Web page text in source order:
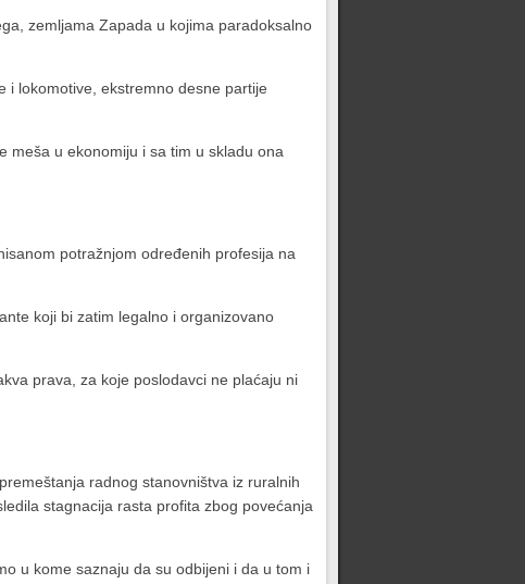
zemljama Zapada u kojima paradoksalno
i lokomotive, ekstremno desne partije
meša u ekonomiju i sa tim u skladu ona
potražnjom određenih profesija na
koji bi zatim legalno i organizovano
prava, za koje poslodavci ne plaćaju ni
radnog stanovništva iz ruralnih
stagnacija rasta profita zbog povećanja
u kome saznaju da su odbijeni i da u tom i